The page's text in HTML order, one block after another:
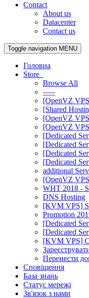
Contact
About us
Datacenter
Contact us
Toggle navigation MENU
Головна
Store
Browse All
-----
[OpenVZ
[Shared
[OpenVZ
[OpenVZ
[Dedicated
[Dedicated
[Dedicated
[Dedicated
additional
[OpenVZ
WHT 2018 -
DNS Hosting
[KVM VPS]
Promotion
[Dedicated
[Dedicated
[KVM VPS]
Перенести
Сповіщення
База знань
Статус мережі
Зв'язок з нами